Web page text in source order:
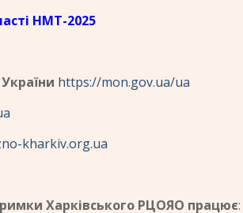
НМТ-2025
https://mon.gov.ua/ua
kharkiv.org.ua
Харківського РЦОЯО працює: